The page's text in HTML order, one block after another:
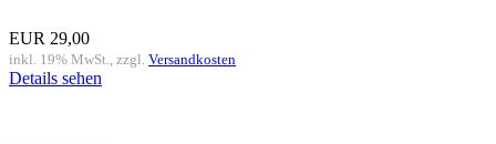
EUR 29,00
inkl. 19% MwSt., zzgl. Versandkosten
Details sehen